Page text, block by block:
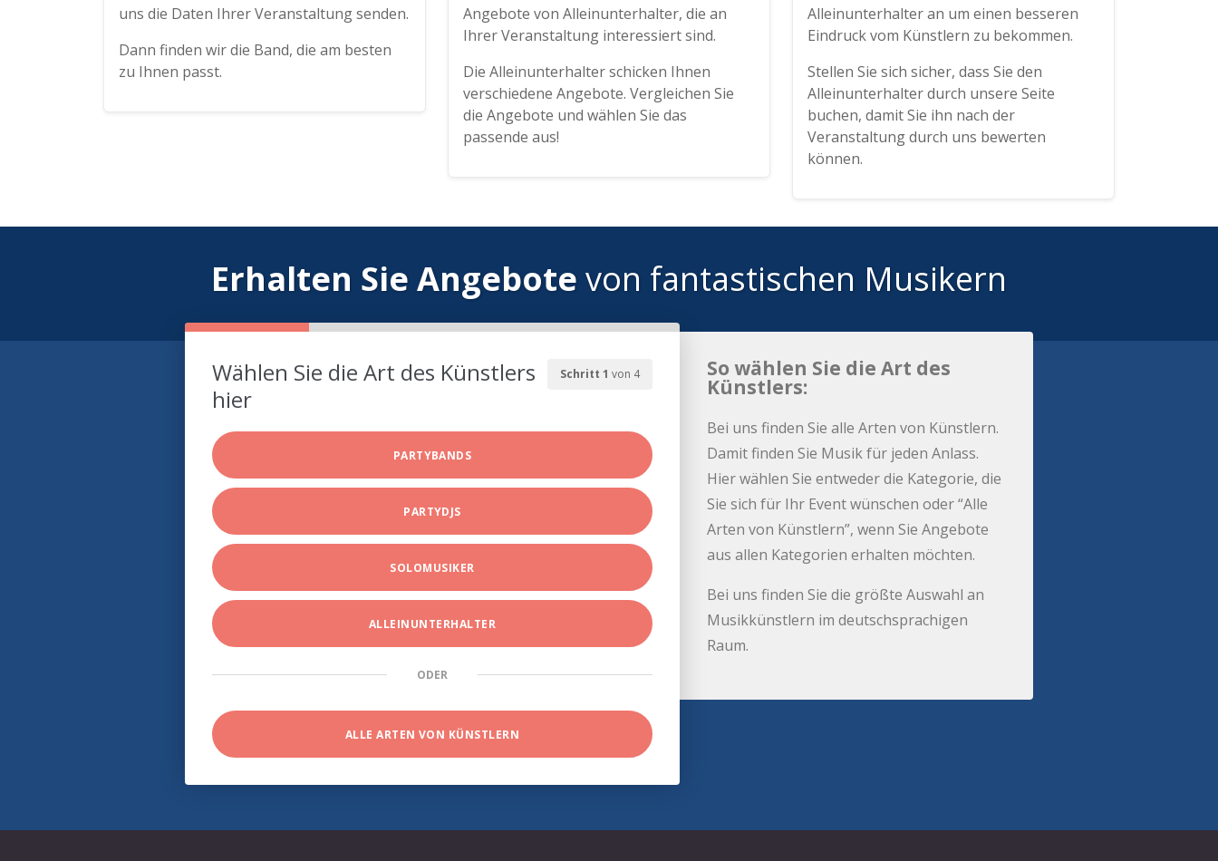
uns die Daten Ihrer Veranstaltung senden.
Dann finden wir die Band, die am besten
zu Ihnen passt.
Angebote von Alleinunterhalter, die an
Ihrer Veranstaltung interessiert sind.
Die Alleinunterhalter schicken Ihnen
verschiedene Angebote. Vergleichen Sie
die Angebote und wählen Sie das
passende aus!
Alleinunterhalter an um einen besseren
Eindruck vom Künstlern zu bekommen.
Stellen Sie sich sicher, dass Sie den
Alleinunterhalter durch unsere Seite
buchen, damit Sie ihn nach der
Veranstaltung durch uns bewerten
können.
Erhalten Sie Angebote von fantastischen Musikern
Schritt 1 von 4
Wählen Sie die Art des Künstlers
hier
PARTYBANDS
PARTYDJS
SOLOMUSIKER
ALLEINUNTERHALTER
ODER
ALLE ARTEN VON KÜNSTLERN
So wählen Sie die Art des
Künstlers:
Bei uns finden Sie alle Arten von Künstlern.
Damit finden Sie Musik für jeden Anlass.
Hier wählen Sie entweder die Kategorie, die
Sie sich für Ihr Event wünschen oder “Alle
Arten von Künstlern”, wenn Sie Angebote
aus allen Kategorien erhalten möchten.
Bei uns finden Sie die größte Auswahl an
Musikkünstlern im deutschsprachigen
Raum.